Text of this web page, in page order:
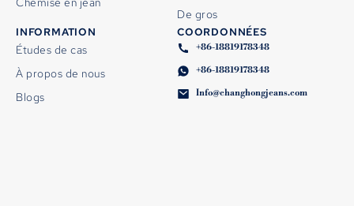
De gros
INFORMATION
Études de cas
À propos de nous
Blogs
COORDONNÉES
+86-18819178348
+86-18819178348
Info@changhongjeans.com